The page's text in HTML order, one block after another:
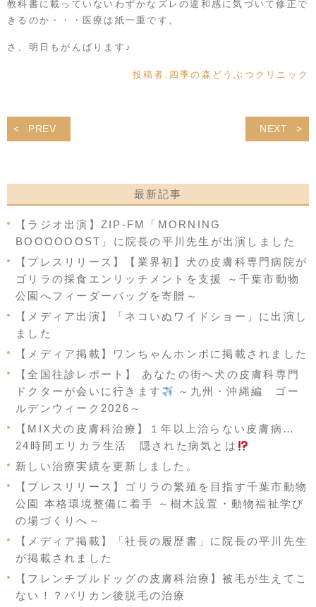
教科書に載っていないわずかなズレの違和感に気づいて修正で
きるのか・・・医療は紙一重です。
さ、明日もがんばります♪
投稿者: 四季の森どうぶつクリニック
PREV NEXT
最新記事
【ラジオ出演】ZIP-FM「MORNING
BOOOOOOST」に院長の平川先生が出演しました
【プレスリリース】【業界初】犬の皮膚科専門病院が
ゴリラの採食エンリッチメントを支援 ～千葉市動物
公園へフィーダーバッグを寄贈～
【メディア出演】「ネコいぬワイドショー」に出演し
ました
【メディア掲載】ワンちゃんホンポに掲載されました
【全国往診レポート】 あなたの街へ犬の皮膚科専門
ドクターが会いに行きます
～九州・沖縄編 ゴー
ルデンウィーク2026～
【MIX犬の皮膚科治療】１年以上治らない皮膚病…
24時間エリカラ生活 隠された病気とは
新しい治療実績を更新しました。
【プレスリリース】ゴリラの繁殖を目指す千葉市動物
公園 本格環境整備に着手 ～樹木設置・動物福祉学び
の場づくりへ～
【メディア掲載】「社長の履歴書」に院長の平川先生
が掲載されました
【フレンチブルドッグの皮膚科治療】被毛が生えてこ
ない！？バリカン後脱毛の治療